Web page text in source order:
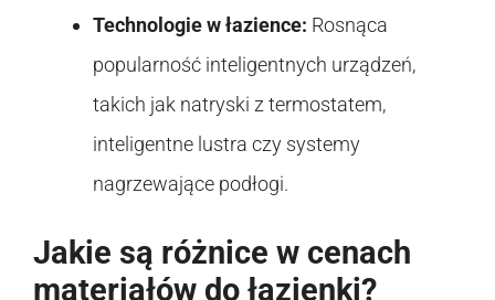
Technologie w łazience: Rosnąca
popularność inteligentnych urządzeń,
takich jak natryski z termostatem,
inteligentne lustra czy systemy
nagrzewające podłogi.
Jakie są różnice w cenach
materiałów do łazienki?